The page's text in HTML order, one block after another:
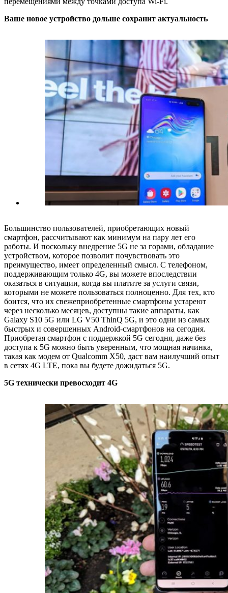
Ваше новое устройство дольше сохранит актуальность
Большинство пользователей, приобретающих новый
смартфон, рассчитывают как минимум на пару лет его
работы. И поскольку внедрение 5G не за горами, обладание
устройством, которое позволит почувствовать это
преимущество, имеет определенный смысл. С телефоном,
поддерживающим только 4G, вы можете впоследствии
оказаться в ситуации, когда вы платите за услуги связи,
которыми не можете пользоваться полноценно. Для тех, кто
боится, что их свежеприобретенные смартфоны устареют
через несколько месяцев, доступны такие аппараты, как
Galaxy S10 5G или LG V50 ThinQ 5G, и это одни из самых
быстрых и совершенных Android-смартфонов на сегодня.
Приобретая смартфон с поддержкой 5G сегодня, даже без
доступа к 5G можно быть уверенным, что мощная начинка,
такая как модем от Qualcomm X50, даст вам наилучший опыт
в сетях 4G LTE, пока вы будете дожидаться 5G.
5G технически превосходит 4G